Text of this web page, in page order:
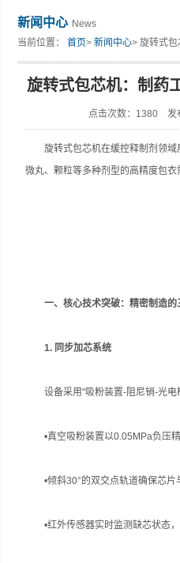
上海天和制药机械有限公司
新闻中心 News
当前位置：首页>新闻中心> 旋转式包
旋转式包芯机：制药
点击次数：1380 发
旋转式包芯机在缓控释制剂领域
微丸、颗粒等多种剂型的高精度包衣
一、核心技术突破：精密制造的
1. 同步加芯系统
设备采用"吸粉装置-阻尼销-光电
•真空吸粉装置以0.05MPa负压精
•倾斜30°的双交点轨道确保芯片
•红外传感器实时监测缺芯状态，